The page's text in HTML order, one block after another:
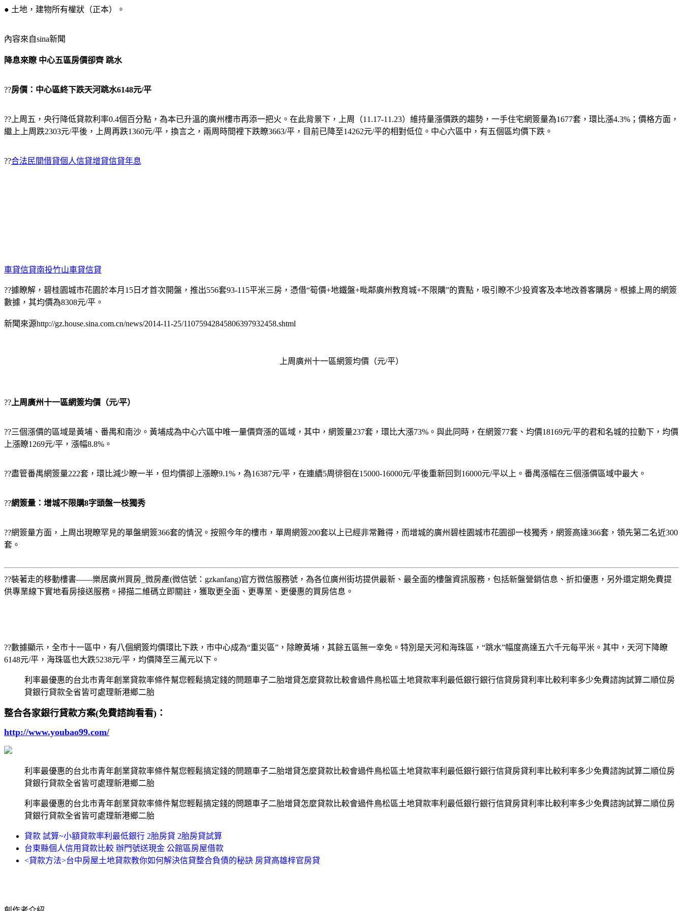
● 土地，建物所有權狀（正本）。
內容來自sina新聞
降息來瞭 中心五區房價卻齊 跳水
??房價：中心區終下跌天河跳水6148元/平
??上周五，央行降低貸款利率0.4個百分點，為本已升溫的廣州樓市再添一把火。在此背景下，上周（11.17-11.23）維持量漲價跌的趨勢，一手住宅網簽量為1677套，環比漲4.3%；價格方面，
繼上上周跌2303元/平後，上周再跌1360元/平，換言之，兩周時間裡下跌瞭3663/平，目前已降至14262元/平的相對低位。中心六區中，有五個區均價下跌。
??合法民間借貸個人信貸增貸信貸年息
車貸信貸南投竹山車貸信貸
??據瞭解，碧桂園城市花園於本月15日才首次開盤，推出556套93-115平米三房，憑借“筍價+地鐵盤+毗鄰廣州教育城+不限購”的賣點，吸引瞭不少投資客及本地改善客購房。根據上周的網簽
數據，其均價為8308元/平。
新聞來源http://gz.house.sina.com.cn/news/2014-11-25/11075942845806397932458.shtml
上周廣州十一區網簽均價（元/平）
?? 上周廣州十一區網簽均價（元/平）
??三個漲價的區域是黃埔、番禺和南沙。黃埔成為中心六區中唯一量價齊漲的區域，其中，網簽量237套，環比大漲73%。與此同時，在網簽77套、均價18169元/平的君和名城的拉動下，均價
上漲瞭1269元/平，漲幅8.8%。
??盡管番禺網簽量222套，環比減少瞭一半，但均價卻上漲瞭9.1%，為16387元/平，在連續5周徘徊在15000-16000元/平後重新回到16000元/平以上。番禺漲幅在三個漲價區域中最大。
??網簽量：增城不限購8字頭盤一枝獨秀
??網簽量方面，上周出現瞭罕見的單盤網簽366套的情況。按照今年的樓市，單周網簽200套以上已經非常難得，而增城的廣州碧桂園城市花園卻一枝獨秀，網簽高達366套，領先第二名近300
套。
??裝著走的移動樓書——樂居廣州買房_微房產(微信號：gzkanfang)官方微信服務號，為各位廣州街坊提供最新、最全面的樓盤資訊服務，包括新盤營銷信息、折扣優惠，另外還定期免費提
供專業線下實地看房接送服務。掃描二維碼立即關註，獲取更全面、更專業、更優惠的買房信息。
??數據顯示，全市十一區中，有八個網簽均價環比下跌，市中心成為“重災區”，除瞭黃埔，其餘五區無一幸免。特別是天河和海珠區，“跳水”幅度高達五六千元每平米。其中，天河下降瞭
6148元/平，海珠區也大跌5238元/平，均價降至三萬元以下。
利率最優惠的台北市青年創業貸款率條件幫您輕鬆搞定錢的問題車子二胎增貸怎麼貸款比較會過件鳥松區土地貸款率利最低銀行銀行信貸房貸利率比較利率多少免費諮詢試算二順位房
貸銀行貸款全省皆可處理新港鄉二胎
整合各家銀行貸款方案(免費諮詢看看)：
http://www.youbao99.com/
利率最優惠的台北市青年創業貸款率條件幫您輕鬆搞定錢的問題車子二胎增貸怎麼貸款比較會過件鳥松區土地貸款率利最低銀行銀行信貸房貸利率比較利率多少免費諮詢試算二順位房
貸銀行貸款全省皆可處理新港鄉二胎
利率最優惠的台北市青年創業貸款率條件幫您輕鬆搞定錢的問題車子二胎增貸怎麼貸款比較會過件鳥松區土地貸款率利最低銀行銀行信貸房貸利率比較利率多少免費諮詢試算二順位房
貸銀行貸款全省皆可處理新港鄉二胎
貸款 試算~小額貸款率利最低銀行 2胎房貸 2胎房貸試算
台東縣個人信用貸款比較 辦門號送現金 公館區房屋借款
<貸款方法>台中房屋土地貸款教你如何解決信貸整合負債的秘訣 房貸高雄梓官房貸